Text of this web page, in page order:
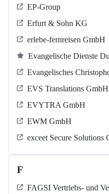
EP-Group
Erfurt & Sohn KG
erlebe-fernreisen GmbH
Evangelische Dienste
Evangelisches
EVS Translations GmbH
EVYTRA GmbH
EWM GmbH
exceet Secure Solutions
F
FAGSI Vertriebs- und